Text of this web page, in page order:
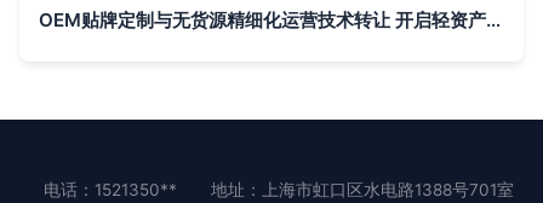
OEM贴牌定制与无货源精细化运营技术转让 开启轻资产创业新篇章
电话：1521350** 地址：上海市虹口区水电路1388号701室